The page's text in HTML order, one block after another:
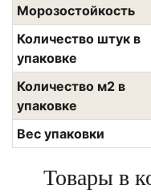
Морозостойкость
Количество штук в
упаковке
Количество м2 в
упаковке
Вес упаковки
Товары в